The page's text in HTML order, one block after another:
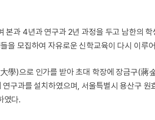
본과 4년과 연구과 2년 과정을 두고 남한의
을 모집하여 자유로운 신학교육이 다시 이루
)으로 인가를 받아 초대 학장에 장금구(蔣
구과를 설치하였으며, 서울특별시 용산구 원
였다.